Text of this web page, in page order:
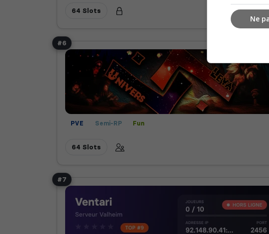
64 Slots
#6
PVE Semi-RP Fun
64 Slots
#7
Ne